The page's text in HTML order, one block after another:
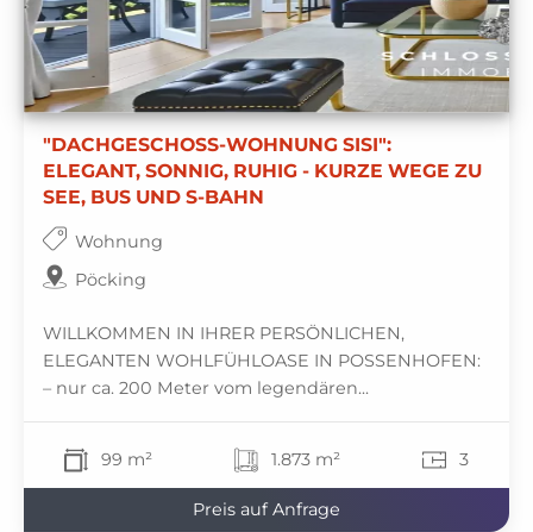
"DACHGESCHOSS-WOHNUNG SISI":
ELEGANT, SONNIG, RUHIG - KURZE WEGE ZU
SEE, BUS UND S-BAHN
Wohnung
Pöcking
WILLKOMMEN IN IHRER PERSÖNLICHEN,
ELEGANTEN WOHLFÜHLOASE IN POSSENHOFEN:
– nur ca. 200 Meter vom legendären...
99 m² 1.873 m² 3
Preis auf Anfrage